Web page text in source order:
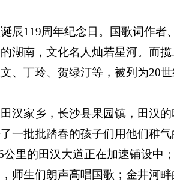
119周年纪念日。国歌词作者
南，文化名人灿若星河。而揽
、丁玲、贺绿汀等，被列为20
家乡，长沙县果园镇，田汉的
一批批踏春的孩子们用他们稚
公里的田汉大道正在加速铺设中
师生们朗声高唱国歌；金井河